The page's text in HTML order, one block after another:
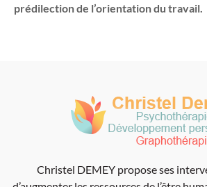
prédilection de l’orientation du travail.
Christel DEMEY propose ses